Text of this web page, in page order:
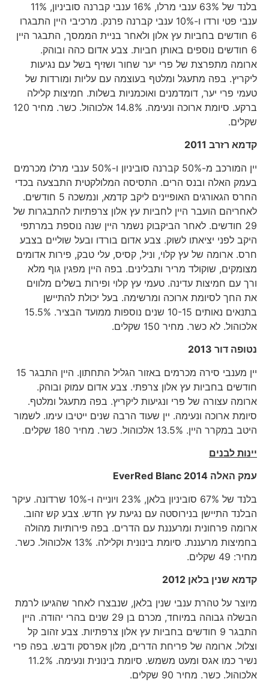
בלנד של 63% ענבי מרלו, 16% ענבי קברנה סוביניון, 11%
ענבי פטי ורדו ו-10% ענבי קברנה פרנק. מרכיבי היין התבגרו
6 חודשים בחביות עץ אלון ולאחר בניית הממסך, התבגר היין
6 חודשים נוספים באותן חביות. צבע אדום כהה ובוהק.
ארומה מתפרצת של פרי יער שחור ושזיף בשל עם נגיעות
ליקריץ. בפה מתעגל ומלטף בעוצמה עם עליות ומורדות של
טעמי פרי יער, דומדמנים ואוכמניות בשלות. חמיצות קלילה
ברקע. סיומת ארוכה ונעימה. 14.8% אלכוהול. כשר. מחיר 120
שקלים.
קדמא רזרב 2011
יין המורכב מ-50% קברנה סוביניון ו-50% ענבי מרלו מכרמים
בעמק האלה ובנס הרים. התסיסה המלולקטית התבצעה בכדי
החרס הגאורגים האופיינים ליקב קדמא, ונמשכה 5 חודשים.
לאחריהם הועבר היין לחביות עץ אלון צרפתיות להתבגרות של
29 חודשים. לאחר הביקבוק נשמר היין שנה נוספת במרתפי
היקב לפני יציאתו לשוק. צבע אדום בורדו ובעל שוליים בצבע
חרס. ארומה של עץ קלוי, וניל, קסיס, עלי טבק, פירות אדומים
מצומקים, שוקולד מריר ותבלינים. בפה היין מפגין גוף מלא
ורך עם חמיצות עדינה. טעמי עץ קלוי ופירות בשלים מלווים
את החך לסיומת ארוכה ומרשימה. בעל יכולת להתיישן
בתנאים נאותים 10-15 שנים נוספות ממועד הבציר. 15.5%
אלכוהול. לא כשר. מחיר 150 שקלים.
נטופה דור 2013
יין מענבי סירה מכרמים באזור הגליל התחתון. היין התבגר 15
חודשים בחביות עץ אלון צרפתי. צבע אדום עמוק ובוהק.
ארומה עצורה של פרי ונגיעות ליקריץ. בפה מתעגל ומלטף.
סיומת ארוכה ונעימה. יין שעוד הרבה שנים ייטיבו עימו. לשמור
היטב במקרר היין. 13.5% אלכוהול. כשר. מחיר 180 שקלים.
יינות לבנים
עמק האלה
EverRed Blanc2014
בלנד של 67% סוביניון בלאן, 23% ויונייה ו-10% שרדונה. עיקר
הבלנד התיישן בנירוסטה עם נגיעת עץ חדש. צבע קש זהוב.
ארומה פרחונית ומרעננת עם הדרים. בפה פירותיות מהולה
בחמיצות מרעננת. סיומת בינונית וקלילה. 13% אלכוהול. כשר.
מחיר: 49 שקלים.
קדמא שנין בלאן 2012
מיוצר על טהרת ענבי שנין בלאן, שנבצרו לאחר שהגיעו לרמת
הבשלה גבוהה במיוחד, מכרם בן 29 שנים בהרי יהודה. היין
התבגר 9 חודשים בחביות עץ אלון צרפתיות. צבע זהוב קל
וצלול. ארומה של פריחת הדרים, מלון אפרסק ודבש. בפה פרי
נשיר כמו אגס ומעט משמש. סיומת בינונית ונעימה. 11.2%
אלכוהול. כשר. מחיר 90 שקלים.